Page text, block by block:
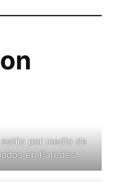
por medio de
en Paredes